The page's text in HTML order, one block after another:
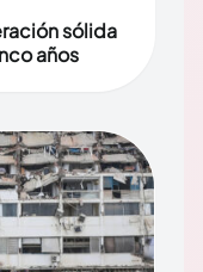
sólida
años